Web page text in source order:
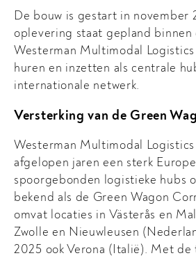
De bouw is gestart in november
oplevering staat gepland binnen
Westerman Multimodal
huren en inzetten als centrale
internationale netwerk.
Versterking van de Green
Westerman Multimodal
afgelopen jaren een sterk
spoorgebonden logistieke hubs
bekend als de Green Wagon
omvat locaties in Västerås en
Zwolle en Nieuwleusen
2025 ook Verona (Italië). Met de